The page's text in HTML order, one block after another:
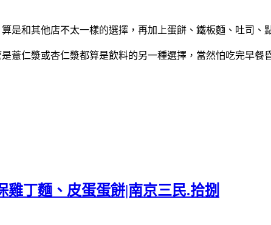
是和其他店不太一樣的選擇，再加上蛋餅、鐵板麵、吐司、
薏仁漿或杏仁漿都算是飲料的另一種選擇，當然怕吃完早餐
雞丁麵、皮蛋蛋餅|南京三民.拾捌